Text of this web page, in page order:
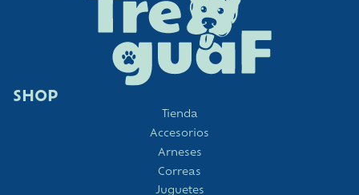
SHOP
Tienda
Accesorios
Arneses
Correas
Juguetes